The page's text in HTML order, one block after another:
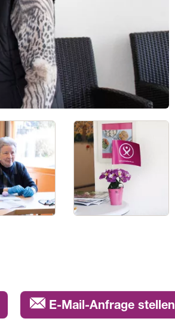
E-Mail-Anfrage stellen